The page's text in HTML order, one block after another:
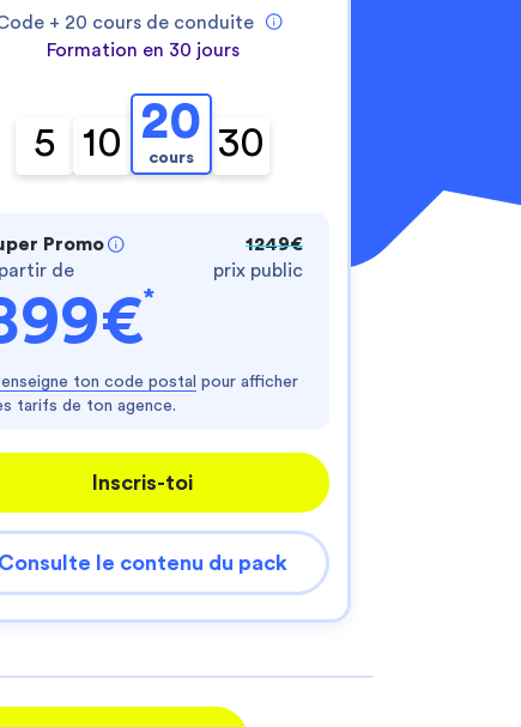
vos Options
vos paramètres de confidentialité, en
+ 20 cours de conduite
Formation en 30 jours
5 10 20
cours 30
Promo
de
*
1249€
prix public
ton code postal pour afficher
tarifs de ton agence.
Inscris-toi
Consulte le contenu du pack